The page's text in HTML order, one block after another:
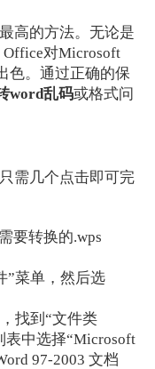
高的方法。无论是
Office对Microsoft
色。通过正确的保
word乱码或格式问
需几个点击即可完
要转换的.wps
”菜单，然后选
找到“文件类
表中选择“Microsoft
97-2003 文档